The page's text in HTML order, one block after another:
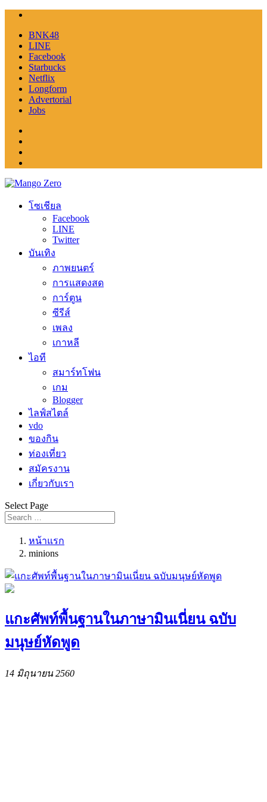
BNK48
LINE
Facebook
Starbucks
Netflix
Longform
Advertorial
Jobs
โซเชียล
Facebook
LINE
Twitter
บันเทิง
ภาพยนตร์
การแสดงสด
การ์ตูน
ซีรีส์
เพลง
เกาหลี
ไอที
สมาร์ทโฟน
เกม
Blogger
ไลฟ์สไตล์
vdo
ของกิน
ท่องเที่ยว
สมัครงาน
เกี่ยวกับเรา
Select Page
หน้าแรก
minions
แกะศัพท์พื้นฐานในภาษามินเนี่ยน ฉบับ
มนุษย์หัดพูด
14 มิถุนายน 2560